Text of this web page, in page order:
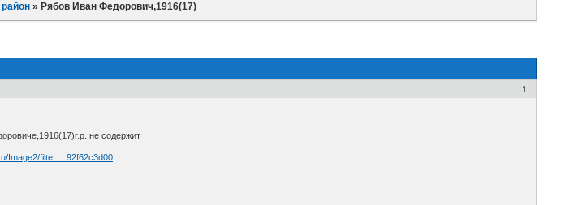
» Рябов Иван Федорович,1916(17)
1
не содержит
Image2/filte … 92f62c3d00